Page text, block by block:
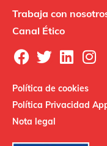
Trabaja con
Canal Ético
Política de cookies
Política Privacidad
Nota legal